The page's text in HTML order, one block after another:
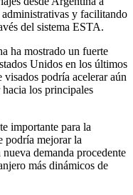
y facilitando
del sistema ESTA.
ha mostrado un fuerte
Unidos en los últimos
​​podría acelerar aún
los principales
importante para la
podría mejorar la
demanda procedente
más dinámicos de